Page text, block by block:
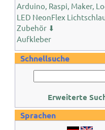
Arduino, Raspi, Maker,
LED NeonFlex
Zubehör ⬇
Aufkleber
Schnellsuche
Erweiterte
Sprachen